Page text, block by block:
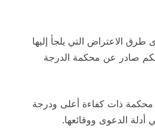
طرق الاعتراض التي يلجأ إليها
صادر عن محكمة الدرجة
ذات كفاءة أعلى ودرجة
أدلة الدعوى ووقائعها.